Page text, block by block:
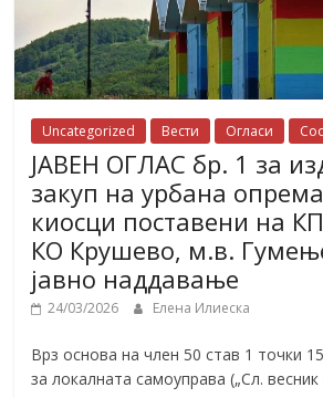
Uncategorized Вести Огласи
ЈАВЕН ОГЛАС бр. 1 за
закуп на урбана
киосци поставени на
КО Крушево, м.в.
јавно наддавање
24/03/2026 Елена Илиеска
Врз основа на член 50 став 1 точки
за локалната самоуправа („Сл.